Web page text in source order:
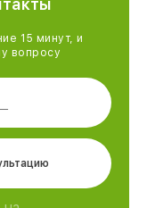
15 минут, и
вопросу